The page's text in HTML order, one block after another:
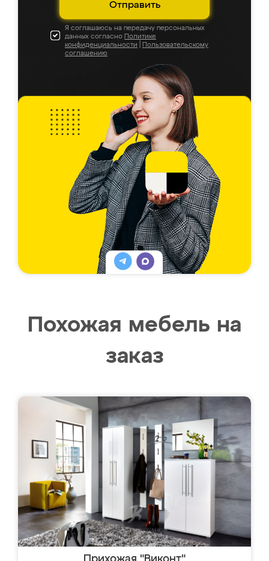
Отправить
Я соглашаюсь на передачу персональных
данных согласно Политике
конфиденциальности
Пользовательскому
соглашению
Похожая мебель на
заказ